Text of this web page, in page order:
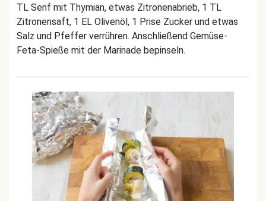
TL Senf mit Thymian, etwas Zitronenabrieb, 1 TL
Zitronensaft, 1 EL Olivenöl, 1 Prise Zucker und etwas
Salz und Pfeffer verrühren. Anschließend Gemüse-
Feta-Spieße mit der Marinade bepinseln.